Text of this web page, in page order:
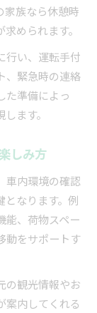
家族なら休憩時
められます。
行い、運転手付
、緊急時の連絡
た準備によっ
ます。
しみ方
車内環境の確認
となります。例
能、荷物スペー
動をサポートす
の観光情報やお
案内してくれる